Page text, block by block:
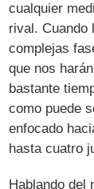
cualquier
rival. Cuando
complejas
que nos
bastante
como puede
enfocado
hasta cuatro
Hablando del